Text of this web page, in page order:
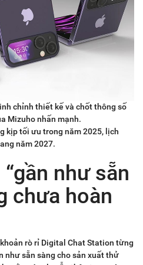
chỉnh thiết kế và chốt thông số
Mizuho nhấn mạnh.
kịp tối ưu trong năm 2025, lịch
năm 2027.
như sẵn
chưa hoàn
rò rỉ Digital Chat Station từng
như sẵn sàng cho sản xuất thử